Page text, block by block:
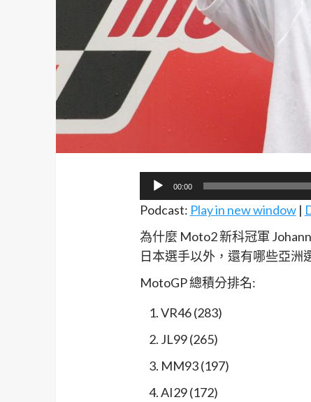
訊
播
放
器
00:00
Podcast: Play in new window|
為什麼 Moto2 新科冠軍
日本選手以外，還有哪些亞洲
MotoGP 總積分排名:
VR46 (283)
JL99 (265)
MM93 (197)
AI29 (172)